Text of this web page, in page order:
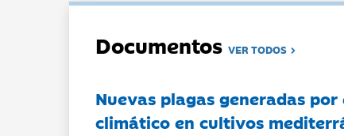
DocumentosVER TODOS
Nuevas plagas generadas
climático en cultivos